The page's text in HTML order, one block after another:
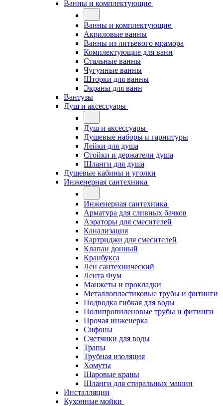
Ванны и комплектующие
Ванны и комплектующие
Акриловые ванны
Ванны из литьевого мрамора
Комплектующие для ванн
Стальные ванны
Чугунные ванны
Шторки для ванны
Экраны для ванн
Вантузы
Душ и аксессуары
Душ и аксессуары
Душевые наборы и гарнитуры
Лейки для душа
Стойки и держатели душа
Шланги для душа
Душевые кабины и уголки
Инженерная сантехника
Инженерная сантехника
Арматура для сливных бачков
Аэраторы для смесителей
Канализация
Картриджи для смесителей
Клапан донный
Кранбукса
Лен сантехнический
Лента Фум
Манжеты и прокладки
Металлопластиковые трубы и фитинги
Подводка гибкая для воды
Полипропиленовые трубы и фитинги
Прочая инженерка
Сифоны
Счетчики для воды
Трапы
Трубная изоляция
Хомуты
Шаровые краны
Шланги для стиральных машин
Инсталляции
Кухонные мойки